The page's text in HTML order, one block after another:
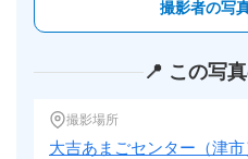
撮影者の写
📍 この写
撮影場所
大吉あまごセンター（津市